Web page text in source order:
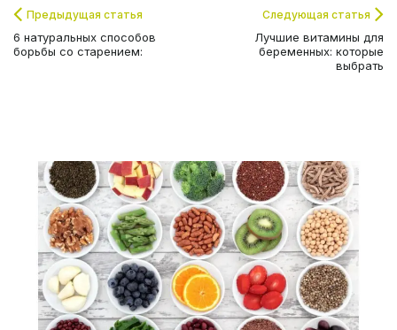
Предыдущая статья
6 натуральных способов
борьбы со старением:
Следующая статья
Лучшие витамины для
беременных: которые
выбрать